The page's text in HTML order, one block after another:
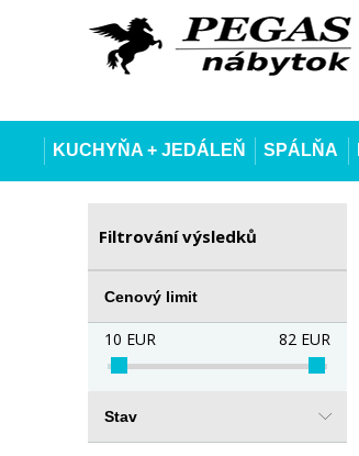
KUCHYŇA + JEDÁLEŇ SPÁLŇA
Filtrování výsledků
Cenový limit
10 EUR 82 EUR
Stav